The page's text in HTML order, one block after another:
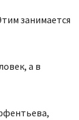
занимается
а в